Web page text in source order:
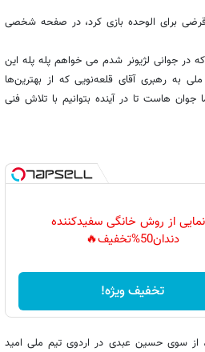
برای الوحده بازی کرد، در صفحه شخصی
جوانی لژیونر شدم می خواهم پله پله این
به رهبری آقای قلعه‌نویی که از بهترین‌ها
هاست تا در آینده بتوانیم با تلاش فنی
از روش خانگی سفیدکننده
دندان50%تخفیف🔥
تخفیف ویژه!
از سوی حسین عبدی در اردوی تیم ملی امید